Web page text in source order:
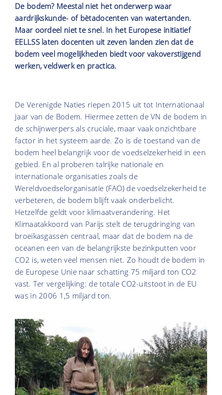
De bodem? Meestal niet het onderwerp waar
aardrijkskunde- of bètadocenten van watertanden.
Maar oordeel niet te snel. In het Europese initiatief
EELLSS laten docenten uit zeven landen zien dat de
bodem veel mogelijkheden biedt voor vakoverstijgend
werken, veldwerk en practica.
De Verenigde Naties riepen 2015 uit tot Internationaal
Jaar van de Bodem. Hiermee zetten de VN de bodem in
de schijnwerpers als cruciale, maar vaak onzichtbare
factor in het systeem aarde. Zo is de toestand van de
bodem heel belangrijk voor de voedselzekerheid in een
gebied. En al proberen talrijke nationale en
internationale organisaties zoals de
Wereldvoedselorganisatie (FAO) de voedselzekerheid te
verbeteren, de bodem blijft vaak onderbelicht.
Hetzelfde geldt voor klimaatverandering. Het
Klimaatakkoord van Parijs stelt de terugdringing van
broeikasgassen centraal, maar dat de bodem na de
oceanen een van de belangrijkste bezinkputten voor
CO2 is, weten veel mensen niet. Zo houdt de bodem in
de Europese Unie naar schatting 75 miljard ton CO2
vast. Ter vergelijking: de totale CO2-uitstoot in de EU
was in 2006 1,5 miljard ton.